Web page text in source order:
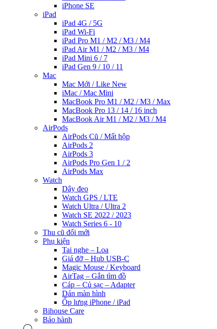
iPhone SE
iPad
iPad 4G / 5G
iPad Wi-Fi
iPad Pro M1 / M2 / M3 / M4
iPad Air M1 / M2 / M3 / M4
iPad Mini 6 / 7
iPad Gen 9 / 10 / 11
Mac
Mac Mới / Like New
iMac / Mac Mini
MacBook Pro M1 / M2 / M3 / Max
MacBook Pro 13 / 14 / 16 inch
MacBook Air M1 / M2 / M3 / M4
AirPods
AirPods Cũ / Mất hộp
AirPods 2
AirPods 3
AirPods Pro Gen 1 / 2
AirPods Max
Watch
Dây đeo
Watch GPS / LTE
Watch Ultra / Ultra 2
Watch SE 2022 / 2023
Watch Series 6 - 10
Thu cũ đổi mới
Phụ kiện
Tai nghe – Loa
Giá đỡ – Hub USB-C
Magic Mouse / Keyboard
AirTag – Gắn tìm đồ
Cáp – Củ sạc – Adapter
Dán màn hình
Ốp lưng iPhone / iPad
Bihouse Care
Bảo hành